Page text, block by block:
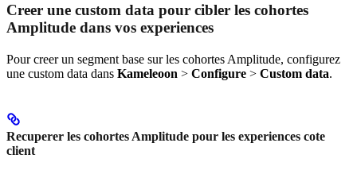
Creer une custom data pour cibler les cohortes
Amplitude dans vos experiences
Pour creer un segment base sur les cohortes Amplitude, configurez
une custom data dans Kameleoon > Configure > Custom data.
Recuperer les cohortes Amplitude pour les experiences cote
client